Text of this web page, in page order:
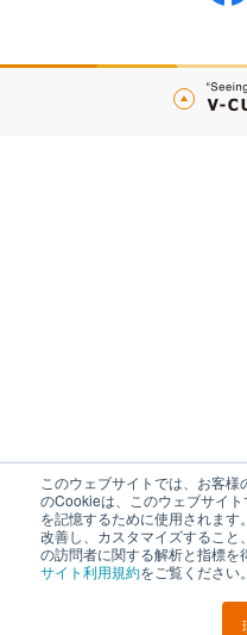
このウェブサイトでは、お客
のCookieは、このウェブサイ
を記憶するために使用されま
改善し、カスタマイズするこ
の訪問者に関する解析と指標
サイト利用規約をご覧ください。